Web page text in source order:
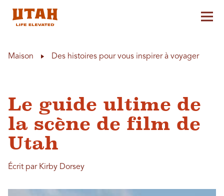
Maison Des histoires pour vous inspirer à voyager
Le guide ultime de
la scène de film de
Utah
Écrit par Kirby Dorsey